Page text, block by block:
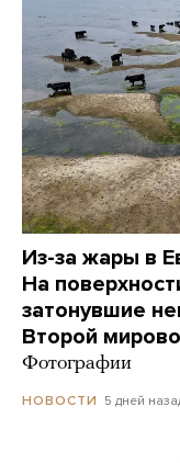
Из-за жары в
На
затонувшие
Второй
Фотографии
НОВОСТИ 5 дней